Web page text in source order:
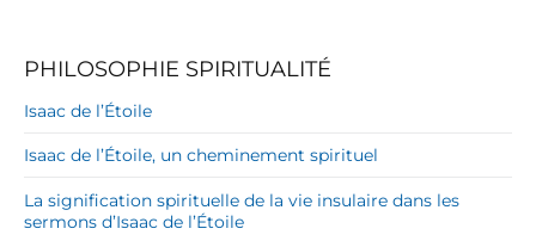
PHILOSOPHIE SPIRITUALITÉ
Isaac de l’Étoile
Isaac de l’Étoile, un cheminement spirituel
La signification spirituelle de la vie insulaire dans les
sermons d’Isaac de l’Étoile